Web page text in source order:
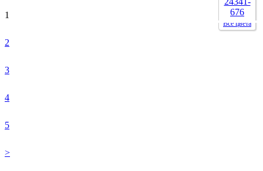
Все цвета
1
2
3
4
5
>